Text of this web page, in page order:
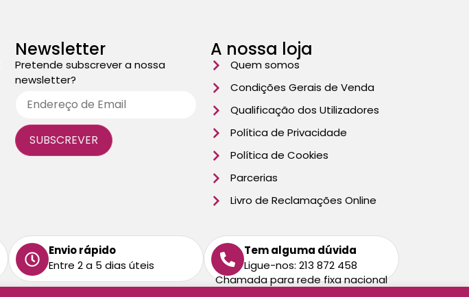
Newsletter
Pretende subscrever a nossa
newsletter?
A nossa loja
Quem somos
Condições Gerais de Venda
Qualificação dos Utilizadores
Política de Privacidade
Política de Cookies
Parcerias
Livro de Reclamações Online
Envio rápido
Entre 2 a 5 dias úteis
Tem alguma dúvida
Ligue-nos: 213 872 458
Chamada para rede fixa nacional